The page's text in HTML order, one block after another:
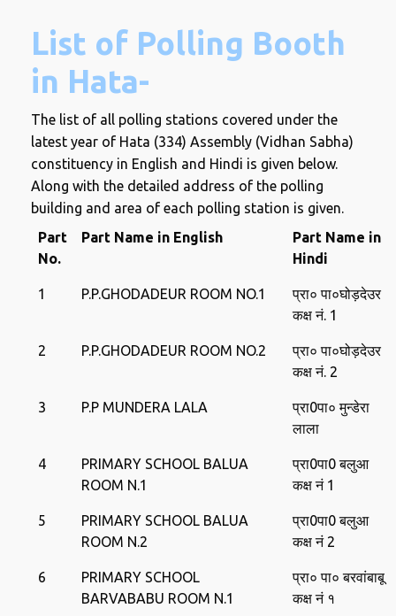
List of Polling Booth
in Hata-
The list of all polling stations covered under the
latest year of Hata (334) Assembly (Vidhan Sabha)
constituency in English and Hindi is given below.
Along with the detailed address of the polling
building and area of ​​each polling station is given.
Part
No.
Part Name in English
Part Name in
Hindi
1 P.P.GHODADEUR ROOM NO.1
प्रा० पा०घोड़देउर
कक्ष नं. 1
2 P.P.GHODADEUR ROOM NO.2
प्रा० पा०घोड़देउर
कक्ष नं. 2
3 P.P MUNDERA LALA
प्रा0पा० मुन्‍डेरा
लाला
4
PRIMARY SCHOOL BALUA
ROOM N.1
प्रा0पा0 बलुआ
कक्ष नं 1
5
PRIMARY SCHOOL BALUA
ROOM N.2
प्रा0पा0 बलुआ
कक्ष नं 2
6
PRIMARY SCHOOL
BARVABABU ROOM N.1
प्रा० पा० बरवांबाबू
कक्ष नं १